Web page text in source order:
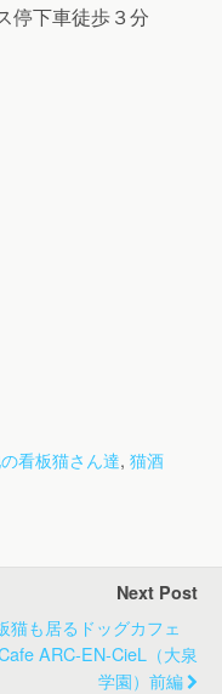
停下車徒歩３分
看板猫さん達, 猫酒
Next Post
猫も居るドッグカフェ
ARC-EN-CieL（大泉
学園）前編